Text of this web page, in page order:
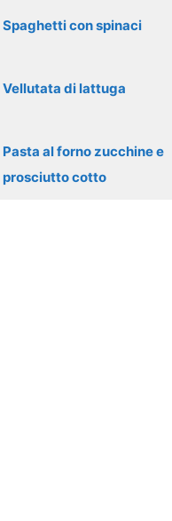
Spaghetti con spinaci
Vellutata di lattuga
Pasta al forno zucchine e
prosciutto cotto